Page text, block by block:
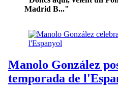
Madrid B..."